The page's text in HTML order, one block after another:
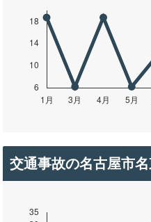
交通事故の名古屋市